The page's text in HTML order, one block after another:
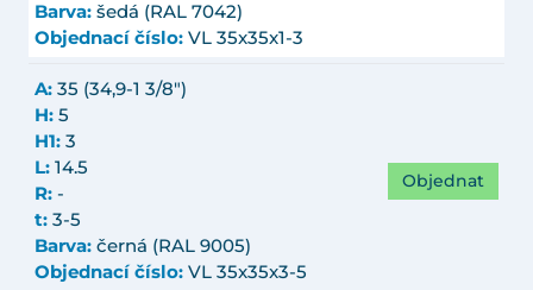
Barva: šedá (RAL 7042)
Objednací číslo: VL 35x35x1-3
A: 35 (34,9-1 3/8")
H: 5
H1: 3
L: 14.5
R: -
t: 3-5
Barva: černá (RAL 9005)
Objednací číslo: VL 35x35x3-5
Objednat